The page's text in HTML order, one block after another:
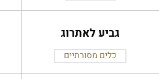
גביע לאתרוג
כלים מסורתיים